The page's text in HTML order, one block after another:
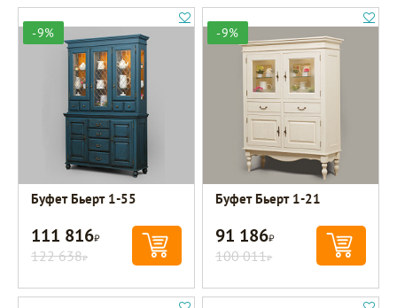
-9%
Буфет Бьерт 1-55
111 816Р
122 638Р
-9%
Буфет Бьерт 1-21
91 186Р
100 011Р